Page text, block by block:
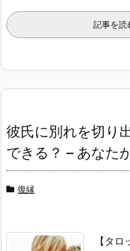
記事を読
彼氏に別れを切り
できる？ – あなた
復縁
【タ